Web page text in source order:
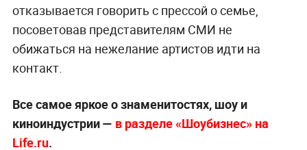
отказывается говорить с прессой о семье,
посоветовав представителям СМИ не
обижаться на нежелание артистов идти на
контакт.
Все самое яркое о знаменитостях, шоу и
киноиндустрии — в разделе «Шоубизнес» на
Life.ru.